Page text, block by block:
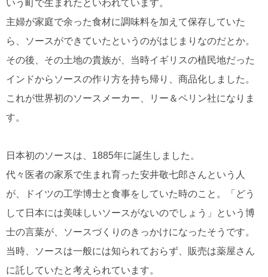
いう町で生まれたといわれています。
主婦が家庭で余った食材に調味料を加えて保存していた
ら、ソースができていたというのがはじまりなのだとか。
その後、その土地の貴族が、当時イギリスの植民地だった
インドからソースの作り方を持ち帰り、商品化しました。
これが世界初のソースメーカー、リー＆ペリン社になりま
す。
日本初のソースは、1885年に誕生しました。
代々医者の家系で生まれ育った安井敬七郎さんという人
が、ドイツの工学博士と食事をしていた時のこと。「どう
して日本には美味しいソースがないのでしょう」という博
士の言葉が、ソースづくりのきっかけになったそうです。
当時、ソースは一般には知られておらず、販売は薬屋さん
に託していたと考えられています。